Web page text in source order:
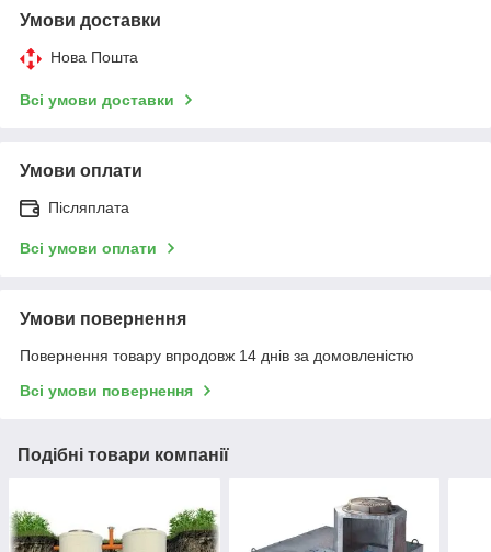
Умови доставки
Нова Пошта
Всі умови доставки
Умови оплати
Післяплата
Всі умови оплати
Умови повернення
Повернення товару впродовж 14 днів за домовленістю
Всі умови повернення
Подібні товари компанії